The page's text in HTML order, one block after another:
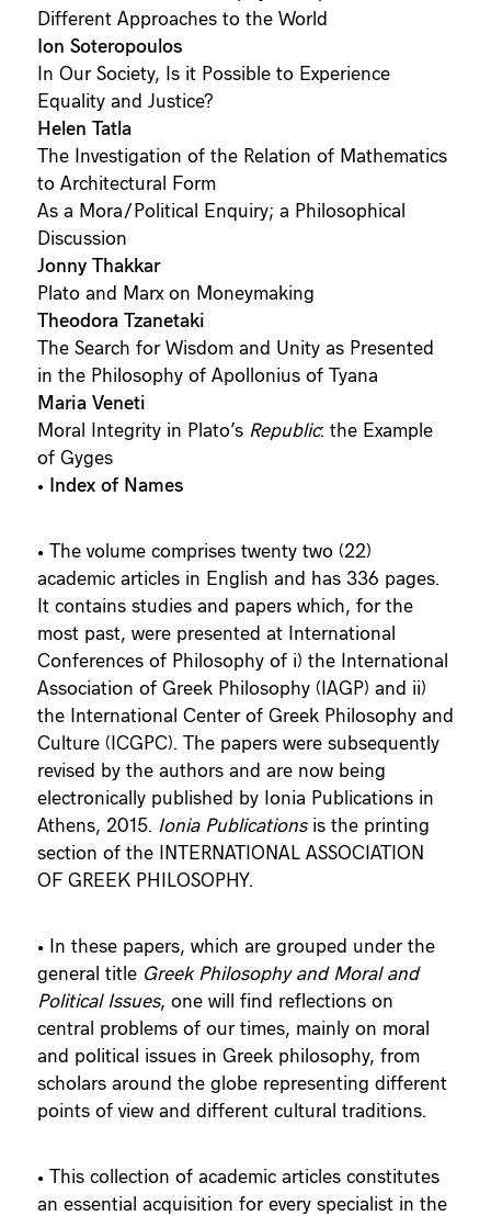
Different Approaches to the World
Ion Soteropoulos
In Our Society, Is it Possible to Experience
Equality and Justice?
Helen Tatla
The Investigation of the Relation of Mathematics
to Architectural Form
As a Mora/Political Enquiry; a Philosophical
Discussion
Jonny Thakkar
Plato and Marx on Moneymaking
Theodora Tzanetaki
The Search for Wisdom and Unity as Presented
in the Philosophy of Apollonius of Tyana
Maria Veneti
Moral Integrity in Plato’s Republic: the Example
of Gyges
• Index of Names
• The volume comprises twenty two (22)
academic articles in English and has 336 pages.
It contains studies and papers which, for the
most past, were presented at International
Conferences of Philosophy of i) the International
Association of Greek Philosophy (IAGP) and ii)
the International Center of Greek Philosophy and
Culture (ICGPC). The papers were subsequently
revised by the authors and are now being
electronically published by Ionia Publications in
Athens, 2015. Ionia Publicationsis the printing
section of the INTERNATIONAL ASSOCIATION
OF GREEK PHILOSOPHY.
• In these papers, which are grouped under the
general title Greek Philosophy and Moral and
Political Issues, one will find reflections on
central problems of our times, mainly on moral
and political issues in Greek philosophy, from
scholars around the globe representing different
points of view and different cultural traditions.
• This collection of academic articles constitutes
an essential acquisition for every specialist in the